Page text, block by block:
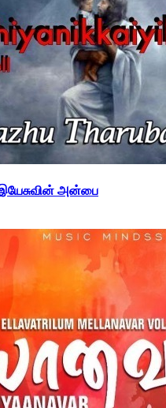
இயேசுவின் அன்பை